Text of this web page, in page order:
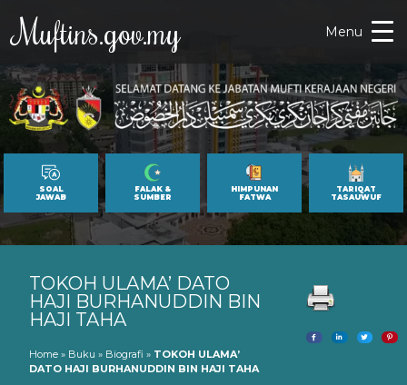
Muftins.gov.my Menu
SOAL
JAWAB
FALAK &
SUMBER
HIMPUNAN
FATWA
TARIQAT
TASAUWUF
TOKOH ULAMA’ DATO
HAJI BURHANUDDIN BIN
HAJI TAHA
Home » Buku » Biografi » TOKOH ULAMA’
DATO HAJI BURHANUDDIN BIN HAJI TAHA